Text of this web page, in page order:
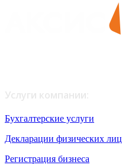
Бухгалтерские услуги
Декларации физических лиц
Регистрация бизнеса